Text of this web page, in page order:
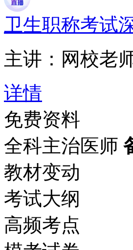
卫生职称考试
主讲：网校老
详情
免费资料
全科主治医师
教材变动
考试大纲
高频考点